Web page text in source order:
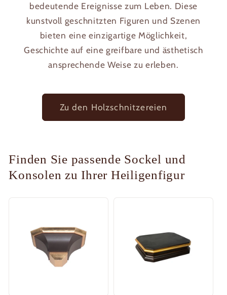
bedeutende Ereignisse zum Leben. Diese
kunstvoll geschnitzten Figuren und Szenen
bieten eine einzigartige Möglichkeit,
Geschichte auf eine greifbare und ästhetisch
ansprechende Weise zu erleben.
Zu den Holzschnitzereien
Finden Sie passende Sockel und
Konsolen zu Ihrer Heiligenfigur